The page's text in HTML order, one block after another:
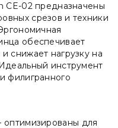
CE-02 предназначены
срезов и техники
обеспечивает
снижает нагрузку на
инструмент
филигранного
для